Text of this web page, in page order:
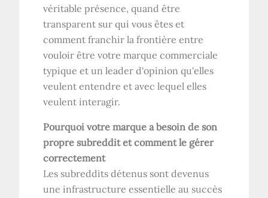
véritable présence, quand être
transparent sur qui vous êtes et
comment franchir la frontière entre
vouloir être votre marque commerciale
typique et un leader d'opinion qu'elles
veulent entendre et avec lequel elles
veulent interagir.
Pourquoi votre marque a besoin de son
propre subreddit et comment le gérer
correctement
Les subreddits détenus sont devenus
une infrastructure essentielle au succès